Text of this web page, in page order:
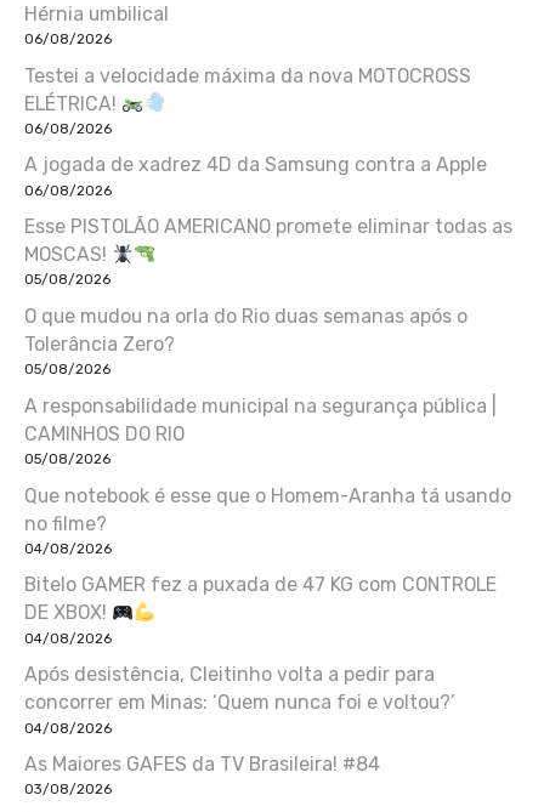
Hérnia umbilical
06/08/2026
Testei a velocidade máxima da nova MOTOCROSS
ELÉTRICA!
06/08/2026
A jogada de xadrez 4D da Samsung contra a Apple
06/08/2026
Esse PISTOLÃO AMERICANO promete eliminar todas as
MOSCAS!
05/08/2026
O que mudou na orla do Rio duas semanas após o
Tolerância Zero?
05/08/2026
A responsabilidade municipal na segurança pública |
CAMINHOS DO RIO
05/08/2026
Que notebook é esse que o Homem-Aranha tá usando
no filme?
04/08/2026
Bitelo GAMER fez a puxada de 47 KG com CONTROLE
DE XBOX!
04/08/2026
Após desistência, Cleitinho volta a pedir para
concorrer em Minas: ‘Quem nunca foi e voltou?’
04/08/2026
As Maiores GAFES da TV Brasileira! #84
03/08/2026